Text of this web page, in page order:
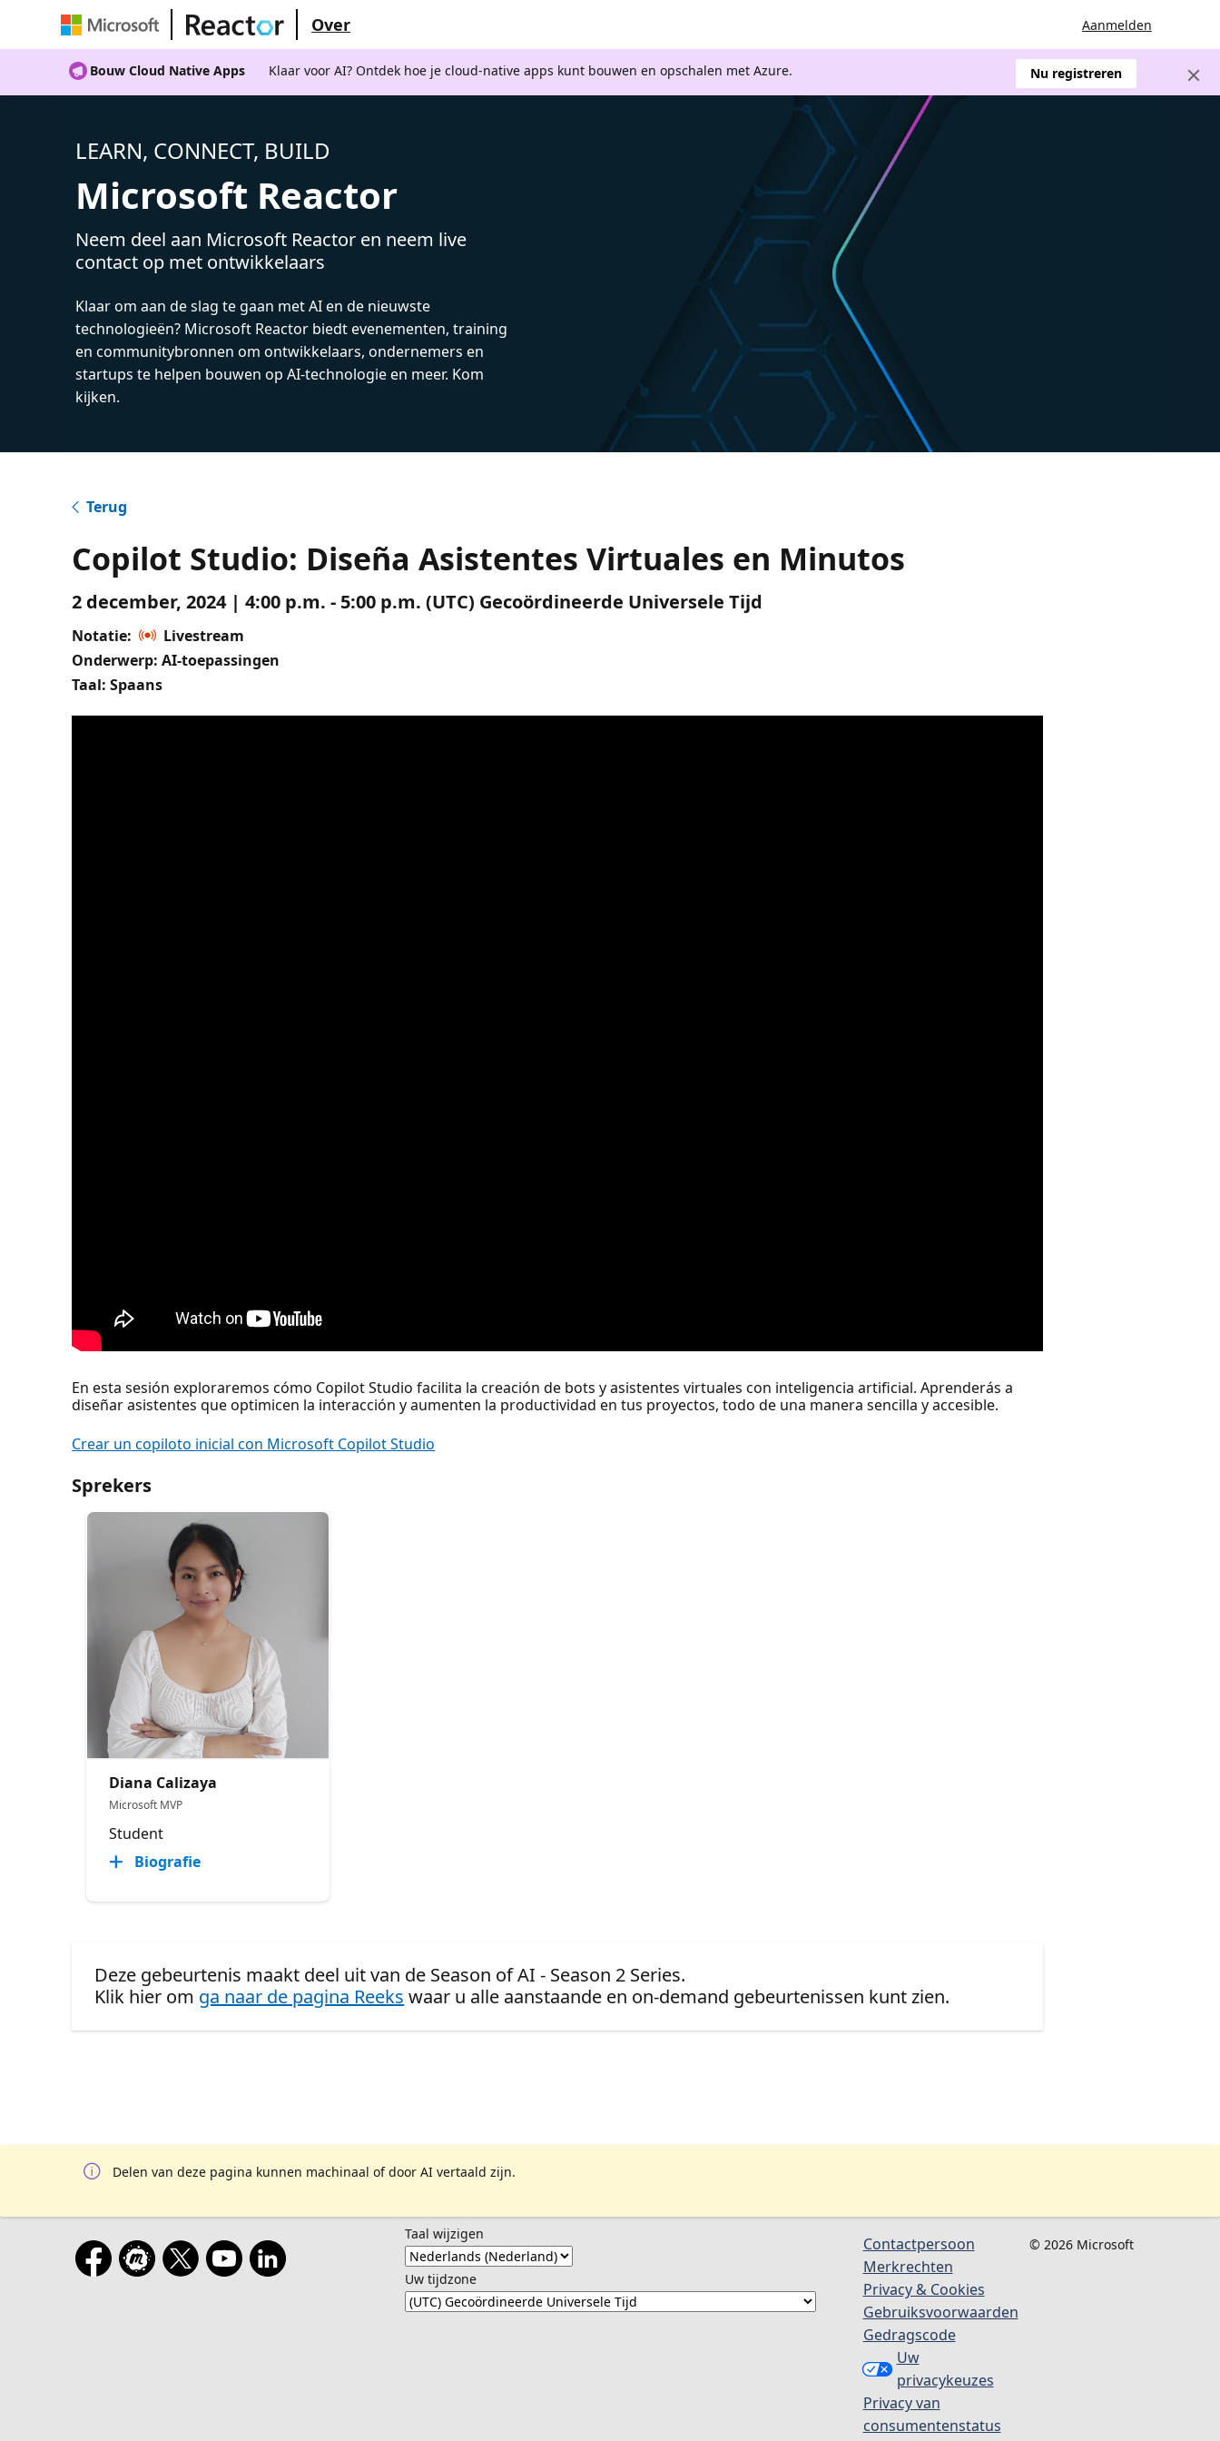
Over Aanmelden
Bouw Cloud Native Apps Klaar voor AI? Ontdek hoe je cloud-native apps kunt bouwen en opschalen met Azure. Nu registreren
LEARN, CONNECT, BUILD
Microsoft Reactor
Neem deel aan Microsoft Reactor en neem live
contact op met ontwikkelaars
Klaar om aan de slag te gaan met AI en de nieuwste
technologieën? Microsoft Reactor biedt evenementen, training
en communitybronnen om ontwikkelaars, ondernemers en
startups te helpen bouwen op AI-technologie en meer. Kom
kijken.
Terug
Copilot Studio: Diseña Asistentes Virtuales en Minutos
2 december, 2024 | 4:00 p.m. - 5:00 p.m. (UTC) Gecoördineerde Universele Tijd
Notatie:
Livestream
Onderwerp: AI-toepassingen
Taal: Spaans
En esta sesión exploraremos cómo Copilot Studio facilita la creación de bots y asistentes virtuales con inteligencia artificial. Aprenderás a
diseñar asistentes que optimicen la interacción y aumenten la productividad en tus proyectos, todo de una manera sencilla y accesible.
Crear un copiloto inicial con Microsoft Copilot Studio
Sprekers
Diana Calizaya
Microsoft MVP
Student
Biografie
Deze gebeurtenis maakt deel uit van de Season of AI - Season 2 Series.
Klik hier om ga naar de pagina Reeks waar u alle aanstaande en on-demand gebeurtenissen kunt zien.
Delen van deze pagina kunnen machinaal of door AI vertaald zijn.
Taal wijzigen
Uw tijdzone
Contactpersoon
Merkrechten
Privacy & Cookies
Gebruiksvoorwaarden
Gedragscode
Uw
privacykeuzes
Privacy van
consumentenstatus
© 2026 Microsoft